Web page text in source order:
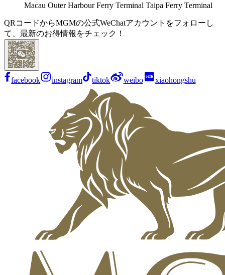
Macau Outer Harbour Ferry Terminal Taipa Ferry Terminal
QRコードからMGMの公式WeChatアカウントをフォローし
て、最新のお得情報をチェック！
facebook instagram tiktok weibo xiaohongshu